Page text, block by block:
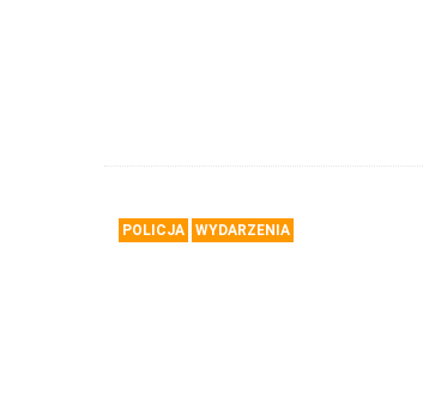
POLICJA WYDARZENIA